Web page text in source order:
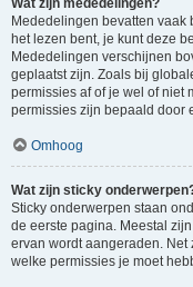
Mededelingen bevatten vaak
het lezen bent, je kunt deze
Mededelingen verschijnen
geplaatst zijn. Zoals bij
permissies af of je wel of niet
permissies zijn bepaald door
Omhoog
Wat zijn sticky
Sticky onderwerpen staan
de eerste pagina. Meestal
ervan wordt aangeraden.
welke permissies je moet